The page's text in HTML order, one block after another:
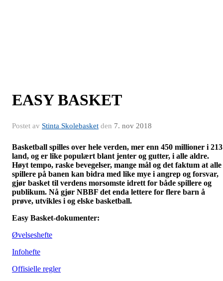
EASY BASKET
Postet av Stinta Skolebasket den 7. nov 2018
Basketball spilles over hele verden, mer enn 450 millioner i 213
land, og er like populært blant jenter og gutter, i alle aldre.
Høyt tempo, raske bevegelser, mange mål og det faktum at alle
spillere på banen kan bidra med like mye i angrep og forsvar,
gjør basket til verdens morsomste idrett for både spillere og
publikum. Nå gjør NBBF det enda lettere for flere barn å
prøve, utvikles i og elske basketball.
Easy Basket-dokumenter:
Øvelseshefte
Infohefte
Offisielle regler